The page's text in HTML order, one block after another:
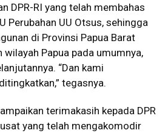
DPR-RI yang telah membahas
Perubahan UU Otsus, sehingga
di Provinsi Papua Barat
wilayah Papua pada umumnya,
“Dan kami
tegasnya.
terimakasih kepada DPR
yang telah mengakomodir